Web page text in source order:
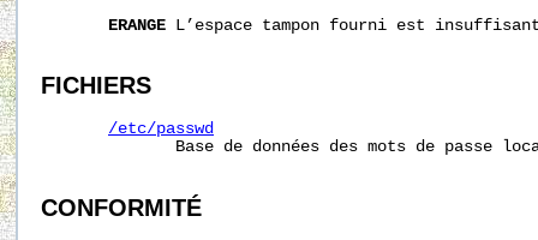
ERANGE L’espace tampon fourni est
FICHIERS
/etc/passwd
Base de données des mots de passe
CONFORMITÉ